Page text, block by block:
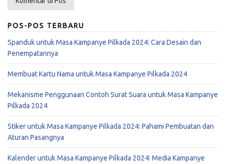
POS-POS TERBARU
Spanduk untuk Masa Kampanye Pilkada 2024: Cara Desain dan
Penempatannya
Membuat Kartu Nama untuk Masa Kampanye Pilkada 2024
Mekanisme Penggunaan Contoh Surat Suara untuk Masa Kampanye
Pilkada 2024
Stiker untuk Masa Kampanye Pilkada 2024: Pahami Pembuatan dan
Aturan Pasangnya
Kalender untuk Masa Kampanye Pilkada 2024: Media Kampanye